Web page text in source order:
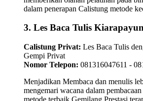
dalam penerapan Calistung metode
3. Les Baca Tulis
Calistung Privat: Les Baca Tulis
Gempi Privat
Nomor Telepon: 081316047611 -
Menjadikan Membaca dan menulis
mengemari wacana dalam
metode terbaik Gemilang Prestasi